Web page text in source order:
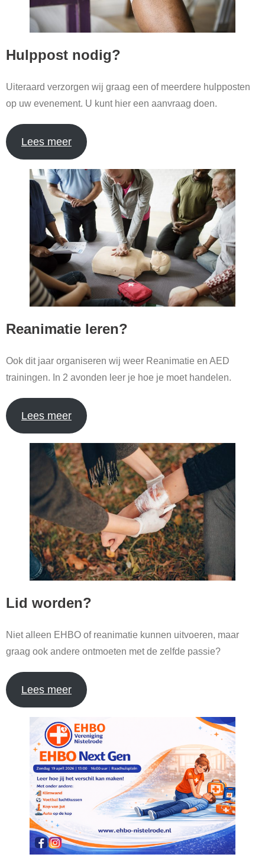
Hulppost nodig?
Uiteraard verzorgen wij graag een of meerdere hulpposten
op uw evenement. U kunt hier een aanvraag doen.
Lees meer
Reanimatie leren?
Ook dit jaar organiseren wij weer Reanimatie en AED
trainingen. In 2 avonden leer je hoe je moet handelen.
Lees meer
Lid worden?
Niet alleen EHBO of reanimatie kunnen uitvoeren, maar
graag ook andere ontmoeten met de zelfde passie?
Lees meer